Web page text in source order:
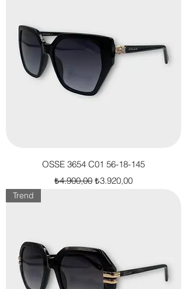
OSSE 3654 C01 56-18-145
Normal Fiyat
₺4.900,00 İndirimli Fiyat
₺3.920,00
Trend